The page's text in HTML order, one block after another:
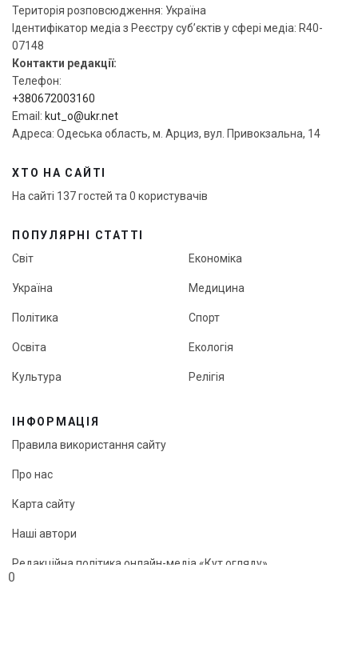
0
Територія розповсюдження: Україна
Ідентифікатор медіа з Реєстру суб’єктів у сфері медіа: R40-
07148
Контакти редакції:
Телефон:
+380672003160
Email: kut_o@ukr.net
Адреса: Одеська область, м. Арциз, вул. Привокзальна, 14
ХТО НА САЙТІ
На сайті 137 гостей та 0 користувачів
ПОПУЛЯРНІ СТАТТІ
Світ
Україна
Політика
Освіта
Культура
Економіка
Медицина
Спорт
Екологія
Релігія
ІНФОРМАЦІЯ
Правила використання сайту
Про нас
Карта сайту
Наші автори
Редакційна політика онлайн-медіа «Кут огляду»